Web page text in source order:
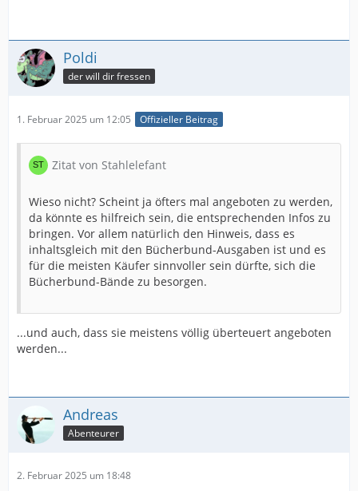
Poldi
der will dir fressen
1. Februar 2025 um 12:05 Offizieller Beitrag
Zitat von Stahlelefant
Wieso nicht? Scheint ja öfters mal angeboten zu werden,
da könnte es hilfreich sein, die entsprechenden Infos zu
bringen. Vor allem natürlich den Hinweis, dass es
inhaltsgleich mit den Bücherbund-Ausgaben ist und es
für die meisten Käufer sinnvoller sein dürfte, sich die
Bücherbund-Bände zu besorgen.
...und auch, dass sie meistens völlig überteuert angeboten
werden...
Andreas
Abenteurer
2. Februar 2025 um 18:48